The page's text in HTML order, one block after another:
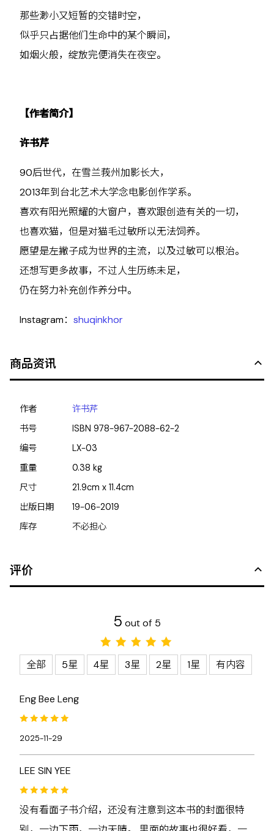
那些渺小又短暂的交错时空，
似乎只占据他们生命中的某个瞬间，
如烟火般，绽放完便消失在夜空。
【作者简介】
许书芹
90后世代，在雪兰莪州加影长大，
2013年到台北艺术大学念电影创作学系。
喜欢有阳光照耀的大窗户，喜欢跟创造有关的一切，
也喜欢猫，但是对猫毛过敏所以无法饲养。
愿望是左撇子成为世界的主流，以及过敏可以根治。
还想写更多故事，不过人生历练未足，
仍在努力补充创作养分中。
Instagram： shuqinkhor
商品资讯
作者
许书芹
书号
ISBN978-967-2088-62-2
编号
LX-03
重量
0.38 kg
尺寸
21.9cm x 11.4cm
出版日期
19-06-2019
库存
不必担心
评价
5 out of 5
全部 5星 4星 3星 2星 1星 有内容
Eng Bee Leng
2025-11-29
LEE SIN YEE
没有看面子书介绍，还没有注意到这本书的封面很特